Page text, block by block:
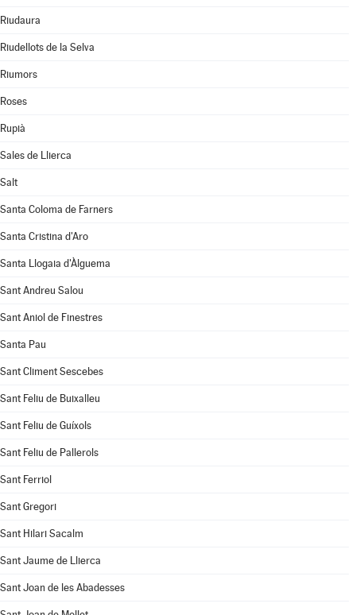
Riudaura
Riudellots de la Selva
Riumors
Roses
Rupià
Sales de Llierca
Salt
Santa Coloma de Farners
Santa Cristina d'Aro
Santa Llogaia d'Àlguema
Sant Andreu Salou
Sant Aniol de Finestres
Santa Pau
Sant Climent Sescebes
Sant Feliu de Buixalleu
Sant Feliu de Guíxols
Sant Feliu de Pallerols
Sant Ferriol
Sant Gregori
Sant Hilari Sacalm
Sant Jaume de Llierca
Sant Joan de les Abadesses